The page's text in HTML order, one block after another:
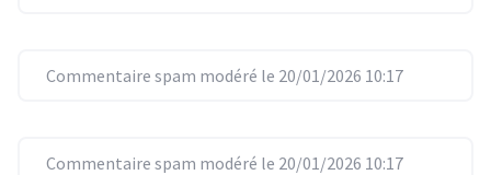
Commentaire spam modéré le 20/01/2026 10:17
Commentaire spam modéré le 20/01/2026 10:17